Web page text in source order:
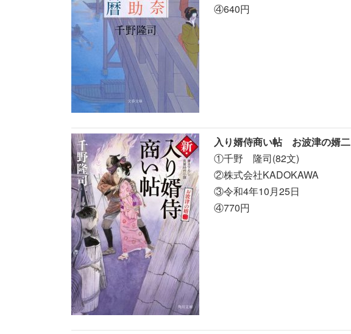
④640円
入り婿侍商い帖 お波津の婿二
①千野 隆司(82文)
②株式会社KADOKAWA
③令和4年10月25日
④770円